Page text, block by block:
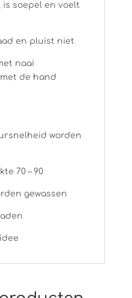
is soepel en voelt
en pluist niet
naai
de hand
worden
70 – 90
gewassen